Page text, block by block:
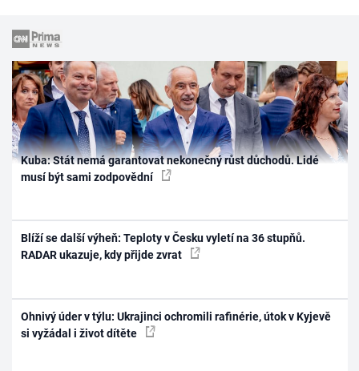
Kuba: Stát nemá garantovat nekonečný růst důchodů. Lidé
musí být sami zodpovědní
Blíží se další výheň: Teploty v Česku vyletí na 36 stupňů.
RADAR ukazuje, kdy přijde zvrat
Ohnivý úder v týlu: Ukrajinci ochromili rafinérie, útok v Kyjevě
si vyžádal i život dítěte